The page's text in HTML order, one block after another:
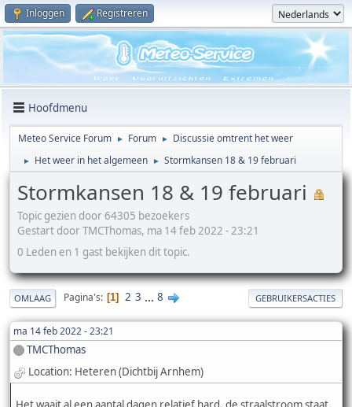
Inloggen Registreren
Hoofdmenu
Meteo Service Forum ► Forum ► Discussie omtrent het weer
► Het weer in het algemeen ► Stormkansen 18 & 19 februari
Stormkansen 18 & 19 februari
Topic gezien door 64305 bezoekers
Gestart door TMCThomas, ma 14 feb 2022 - 23:21
0 Leden en 1 gast bekijken dit topic.
OMLAAG Pagina's 1 2 3 ... 8 GEBRUIKERSACTIES
ma 14 feb 2022 - 23:21
TMCThomas
Location: Heteren (Dichtbij Arnhem)